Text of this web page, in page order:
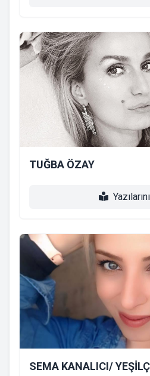
TUĞBA ÖZAY
SEMA KANALICI/